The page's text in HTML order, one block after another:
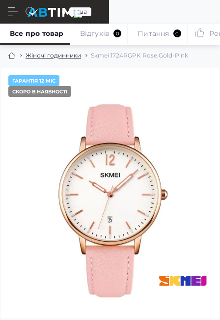
ru ua
Жіночі годинники Skmei 1724RGPK Rose Gold-Pink
Все про товар Відгуків 0 Питання 0
ГАРАНТІЯ 12 МІС
СКОРО В НАЯВНОСТІ